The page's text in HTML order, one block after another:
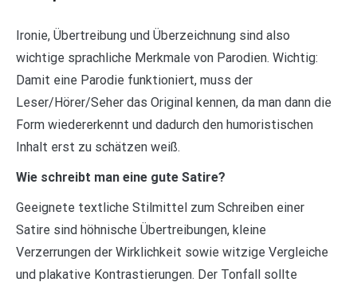
Ironie, Übertreibung und Überzeichnung sind also
wichtige sprachliche Merkmale von Parodien. Wichtig:
Damit eine Parodie funktioniert, muss der
Leser/Hörer/Seher das Original kennen, da man dann die
Form wiedererkennt und dadurch den humoristischen
Inhalt erst zu schätzen weiß.
Wie schreibt man eine gute Satire?
Geeignete textliche Stilmittel zum Schreiben einer
Satire sind höhnische Übertreibungen, kleine
Verzerrungen der Wirklichkeit sowie witzige Vergleiche
und plakative Kontrastierungen. Der Tonfall sollte